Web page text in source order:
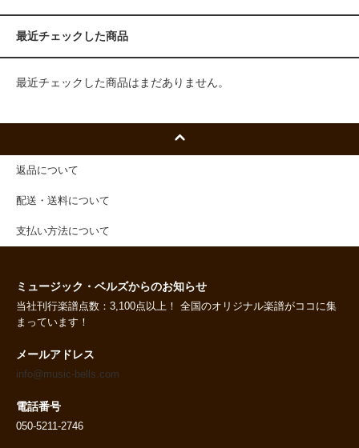
最近チェックした商品
最近チェックした商品はまだありません。
返品について
配送・送料について
支払い方法について
ミュージック・ベルズからのお知らせ
当社刊行楽譜点数：3,100点以上！ 全国のオリジナル楽譜がココに集
まっています！
メールアドレス
info@music-bells.com
電話番号
050-5211-2746